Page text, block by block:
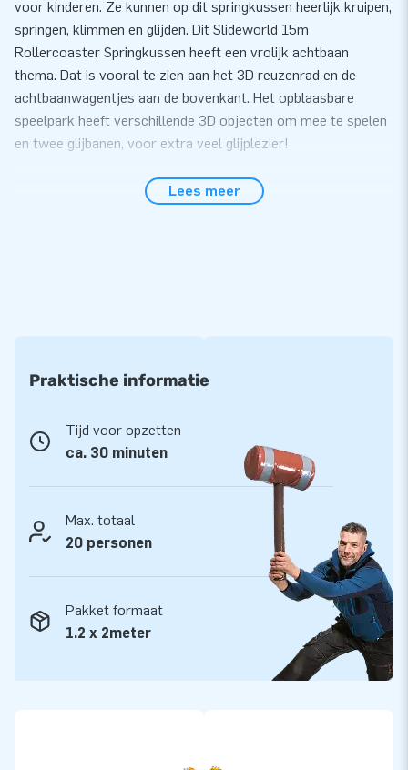
voor kinderen. Ze kunnen op dit springkussen heerlijk kruipen,
springen, klimmen en glijden. Dit Slideworld 15m
Rollercoaster Springkussen heeft een vrolijk achtbaan
thema. Dat is vooral te zien aan het 3D reuzenrad en de
achtbaanwagentjes aan de bovenkant. Het opblaasbare
speelpark heeft verschillende 3D objecten om mee te spelen
en twee glijbanen, voor extra veel glijplezier!
Springkussen van hoge kwaliteit
handleiding.
JB Inflatables heeft een enorm assortiment en heeft ruim
3000 inflatables op voorraad. Ben je op zoek naar een
opblaasbaar springpark of een ander opblaasbaar
springkussen? En moet dat direct leverbaar zijn of kies je
voor een ontwerp op maat? Wat je wensen ook zijn: bij ons
Lees meer
Praktische informatie
Tijd voor opzetten
ca. 30 minuten
Max. totaal
20 personen
Pakket formaat
1.2 x 2meter